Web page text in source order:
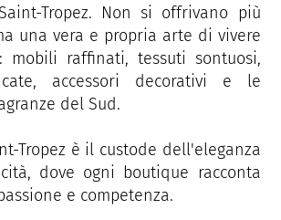
Tropez. Non si offrivano più
una vera e propria arte di vivere
mobili raffinati, tessuti sontuosi,
accessori decorativi e le
del Sud.
Tropez è il custode dell'eleganza
dove ogni boutique racconta
e competenza.